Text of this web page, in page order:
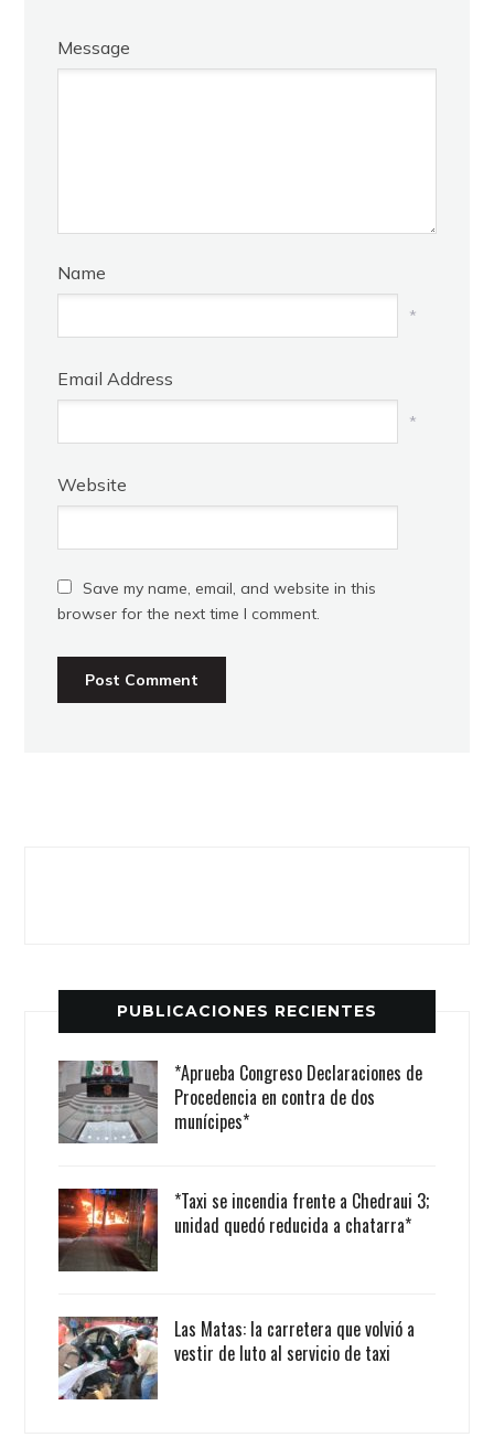
Message
Name
*
Email Address
*
Website
Save my name, email, and website in this
browser for the next time I comment.
PUBLICACIONES RECIENTES
*Aprueba Congreso Declaraciones de
Procedencia en contra de dos
munícipes*
*Taxi se incendia frente a Chedraui 3;
unidad quedó reducida a chatarra*
Las Matas: la carretera que volvió a
vestir de luto al servicio de taxi